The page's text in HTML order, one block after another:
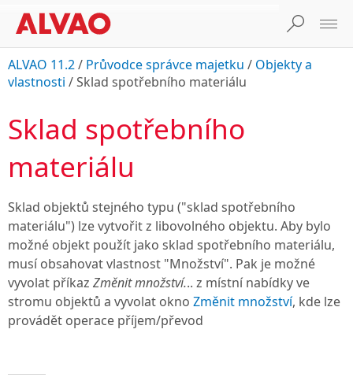
ALVAO 11.2/ Průvodce správce majetku / Objekty a
vlastnosti /Sklad spotřebního materiálu
Sklad spotřebního
materiálu
Sklad objektů stejného typu ("sklad spotřebního
materiálu") lze vytvořit z libovolného objektu. Aby bylo
možné objekt použít jako sklad spotřebního materiálu,
musí obsahovat vlastnost "Množství". Pak je možné
vyvolat příkaz Změnit množství... z místní nabídky ve
stromu objektů a vyvolat okno Změnit množství, kde lze
provádět operace příjem/převod